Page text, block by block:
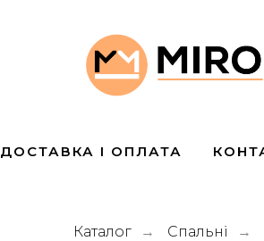
ДОСТАВКА І ОПЛАТА
Каталог → Спальні →